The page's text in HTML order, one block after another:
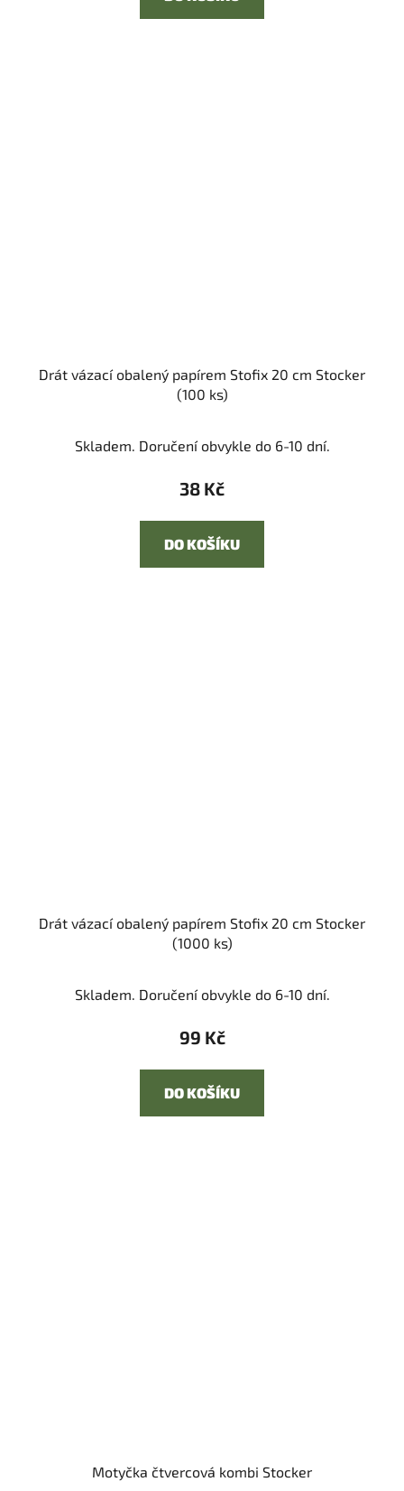
Drát vázací obalený papírem Stofix 20 cm Stocker
(100 ks)
Skladem. Doručení obvykle do 6-10 dní.
38 Kč
DO KOŠÍKU
Drát vázací obalený papírem Stofix 20 cm Stocker
(1000 ks)
Skladem. Doručení obvykle do 6-10 dní.
99 Kč
DO KOŠÍKU
Motyčka čtvercová kombi Stocker